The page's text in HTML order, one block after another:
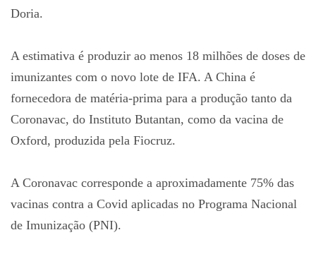
Doria.
A estimativa é produzir ao menos 18 milhões de doses de
imunizantes com o novo lote de IFA. A China é
fornecedora de matéria-prima para a produção tanto da
Coronavac, do Instituto Butantan, como da vacina de
Oxford, produzida pela Fiocruz.
A Coronavac corresponde a aproximadamente 75% das
vacinas contra a Covid aplicadas no Programa Nacional
de Imunização (PNI).